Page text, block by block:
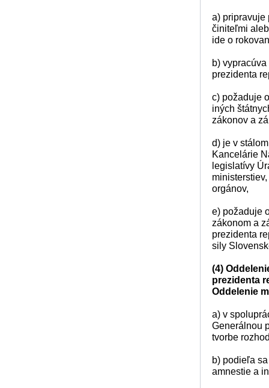
a) pripravuje
činiteľmi
ide o
b)
prezidenta
c) požaduje
iných
zákonov a
d) je v
Kancelárie
legislatívy
orgánov,
e) požaduje
zákonom a
prezidenta
sily
(4)
prezidenta
Oddelenie
a) v
Generálnou
tvorbe
b) podieľa
amnestie a